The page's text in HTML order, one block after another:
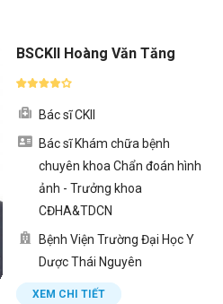
BSCKII Hoàng Văn Tăng
Bác sĩ CKII
Bác sĩ Khám chữa bệnh
chuyên khoa Chẩn đoán hình
ảnh - Trưởng khoa
CĐHA&TDCN
Bệnh Viện Trường Đại Học Y
Dược Thái Nguyên
XEM CHI TIẾT